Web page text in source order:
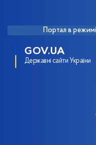
Портал в
GOV.UA
Державні сайти України